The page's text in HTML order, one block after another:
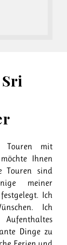
mit
Ihnen
Touren sind
meiner
Ich
Ich
Dinge zu